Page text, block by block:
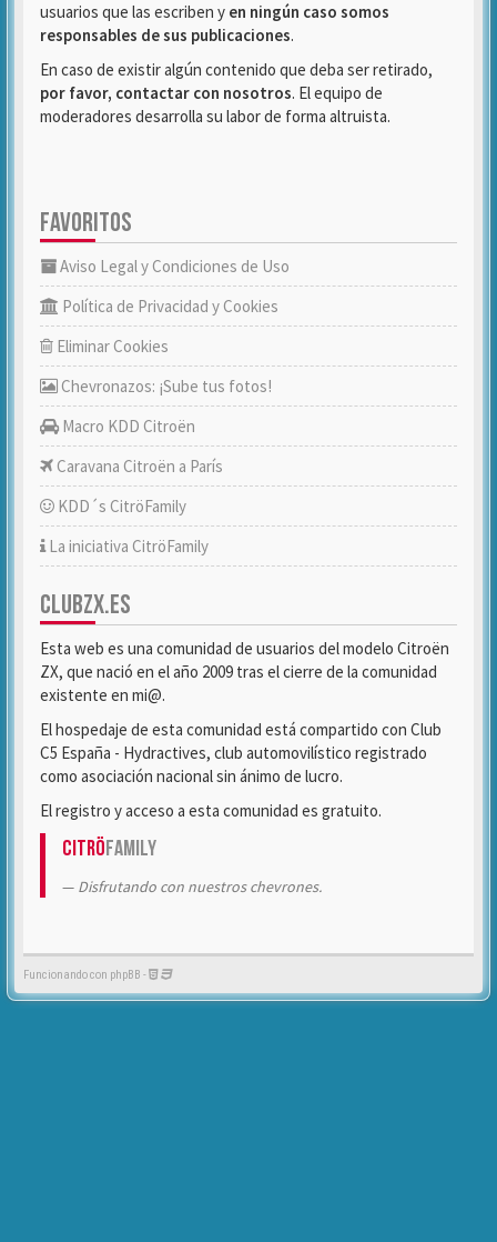
usuarios que las escriben y en ningún caso somos
responsables de sus publicaciones.
En caso de existir algún contenido que deba ser retirado,
por favor, contactar con nosotros. El equipo de
moderadores desarrolla su labor de forma altruista.
FAVORITOS
Aviso Legal y Condiciones de Uso
Política de Privacidad y Cookies
Eliminar Cookies
Chevronazos: ¡Sube tus fotos!
Macro KDD Citroën
Caravana Citroën a París
KDD´s CitröFamily
La iniciativa CitröFamily
CLUBZX.ES
Esta web es una comunidad de usuarios del modelo Citroën
ZX, que nació en el año 2009 tras el cierre de la comunidad
existente en mi@.
El hospedaje de esta comunidad está compartido con Club
C5 España - Hydractives, club automovilístico registrado
como asociación nacional sin ánimo de lucro.
El registro y acceso a esta comunidad es gratuito.
CitröFamily
Disfrutando con nuestros chevrones.
Funcionando con phpBB -